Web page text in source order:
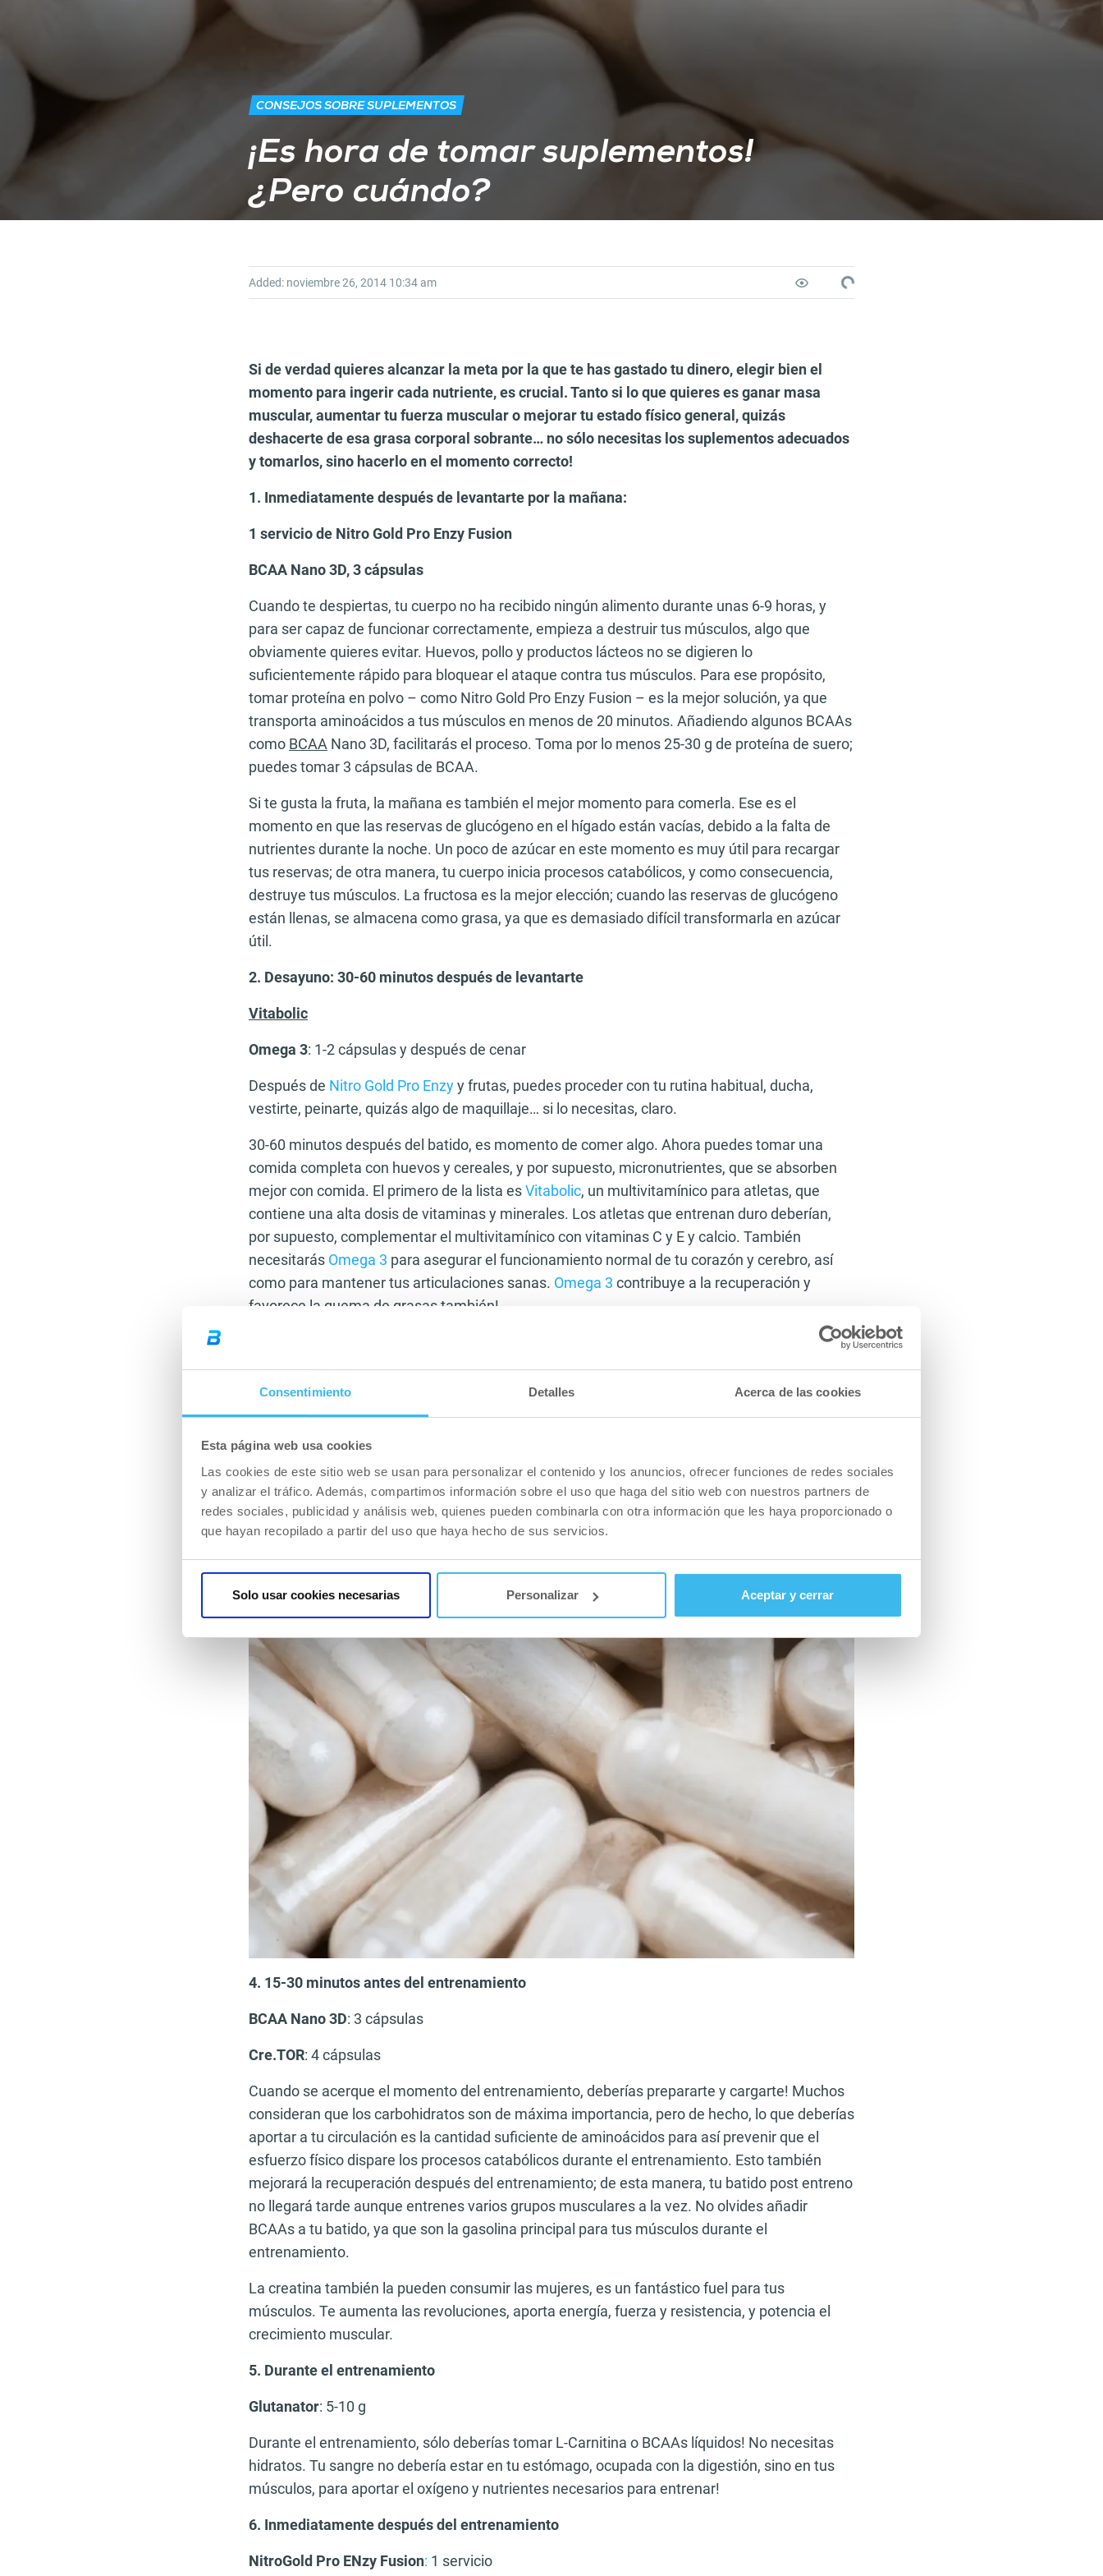
Consentimiento Detalles Acerca de las cookies
Esta página web usa cookies
Las cookies de este sitio web se usan para personalizar el contenido y los anuncios, ofrecer funciones de redes sociales
y analizar el tráfico. Además, compartimos información sobre el uso que haga del sitio web con nuestros partners de
redes sociales, publicidad y análisis web, quienes pueden combinarla con otra información que les haya proporcionado o
que hayan recopilado a partir del uso que haya hecho de sus servicios.
Solo usar cookies necesarias Personalizar Aceptar y cerrar
CONSEJOS SOBRE SUPLEMENTOS
¡Es hora de tomar suplementos!
¿Pero cuándo?
Added: noviembre 26, 2014 10:34 am Loading...
Si de verdad quieres alcanzar la meta por la que te has gastado tu dinero, elegir bien el
momento para ingerir cada nutriente, es crucial. Tanto si lo que quieres es ganar masa
muscular, aumentar tu fuerza muscular o mejorar tu estado físico general, quizás
deshacerte de esa grasa corporal sobrante… no sólo necesitas los suplementos adecuados
y tomarlos, sino hacerlo en el momento correcto!
1. Inmediatamente después de levantarte por la mañana:
1 servicio de Nitro Gold Pro Enzy Fusion
BCAA Nano 3D, 3 cápsulas
Cuando te despiertas, tu cuerpo no ha recibido ningún alimento durante unas 6-9 horas, y
para ser capaz de funcionar correctamente, empieza a destruir tus músculos, algo que
obviamente quieres evitar. Huevos, pollo y productos lácteos no se digieren lo
suficientemente rápido para bloquear el ataque contra tus músculos. Para ese propósito,
tomar proteína en polvo – como Nitro Gold Pro Enzy Fusion – es la mejor solución, ya que
transporta aminoácidos a tus músculos en menos de 20 minutos. Añadiendo algunos BCAAs
como BCAA Nano 3D, facilitarás el proceso. Toma por lo menos 25-30 g de proteína de suero;
puedes tomar 3 cápsulas de BCAA.
Si te gusta la fruta, la mañana es también el mejor momento para comerla. Ese es el
momento en que las reservas de glucógeno en el hígado están vacías, debido a la falta de
nutrientes durante la noche. Un poco de azúcar en este momento es muy útil para recargar
tus reservas; de otra manera, tu cuerpo inicia procesos catabólicos, y como consecuencia,
destruye tus músculos. La fructosa es la mejor elección; cuando las reservas de glucógeno
están llenas, se almacena como grasa, ya que es demasiado difícil transformarla en azúcar
útil.
2. Desayuno: 30-60 minutos después de levantarte
Vitabolic
Omega 3: 1-2 cápsulas y después de cenar
Después de Nitro Gold Pro Enzyy frutas, puedes proceder con tu rutina habitual, ducha,
vestirte, peinarte, quizás algo de maquillaje… si lo necesitas, claro.
30-60 minutos después del batido, es momento de comer algo. Ahora puedes tomar una
comida completa con huevos y cereales, y por supuesto, micronutrientes, que se absorben
mejor con comida. El primero de la lista esVitabolic, un multivitamínico para atletas, que
contiene una alta dosis de vitaminas y minerales. Los atletas que entrenan duro deberían,
por supuesto, complementar el multivitamínico con vitaminas C y E y calcio. También
necesitarás Omega 3 para asegurar el funcionamiento normal de tu corazón y cerebro, así
como para mantener tus articulaciones sanas. Omega 3 contribuye a la recuperación y
favorece la quema de grasas también!
Si quieres maximizar tu buena forma física, fuerza muscular y/o la capacidad para quemar
grasas durante el entrenamiento, añade un precursor del óxido nítrico. Las chicas también
ml (en cualquier caso, abundante) de líquido. Los precursores del óxido nítrico aumentan la
energía, te ayudan a sentir tus músculos, congestionarlos, aumenta tu riego sanguíneo y te
ayuda a recuperarte después del entrenamiento.
4. 15-30 minutos antes del entrenamiento
BCAA Nano 3D: 3 cápsulas
Cre.TOR: 4 cápsulas
Cuando se acerque el momento del entrenamiento, deberías prepararte y cargarte! Muchos
consideran que los carbohidratos son de máxima importancia, pero de hecho, lo que deberías
aportar a tu circulación es la cantidad suficiente de aminoácidos para así prevenir que el
esfuerzo físico dispare los procesos catabólicos durante el entrenamiento. Esto también
mejorará la recuperación después del entrenamiento; de esta manera, tu batido post entreno
no llegará tarde aunque entrenes varios grupos musculares a la vez. No olvides añadir
BCAAs a tu batido, ya que son la gasolina principal para tus músculos durante el
entrenamiento.
La creatina también la pueden consumir las mujeres, es un fantástico fuel para tus
músculos. Te aumenta las revoluciones, aporta energía, fuerza y resistencia, y potencia el
crecimiento muscular.
5. Durante el entrenamiento
Glutanator: 5-10 g
Durante el entrenamiento, sólo deberías tomar L-Carnitina o BCAAs líquidos! No necesitas
hidratos. Tu sangre no debería estar en tu estómago, ocupada con la digestión, sino en tus
músculos, para aportar el oxígeno y nutrientes necesarios para entrenar!
6. Inmediatamente después del entrenamiento
NitroGold Pro ENzy Fusion: 1 servicio